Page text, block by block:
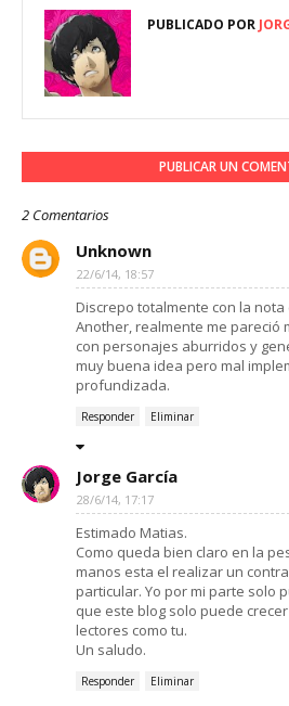
PUBLICADO POR
PUBLICAR UN
2 Comentarios
Unknown
22/6/14, 18:57
Discrepo totalmente con la
Another, realmente me pareció
con personajes aburridos y
muy buena idea pero mal
profundizada.
Responder Eliminar
Jorge García
28/6/14, 17:17
Estimado Matias.
Como queda bien claro en la
manos esta el realizar un
particular. Yo por mi parte solo
que este blog solo puede
lectores como tu.
Un saludo.
Responder Eliminar